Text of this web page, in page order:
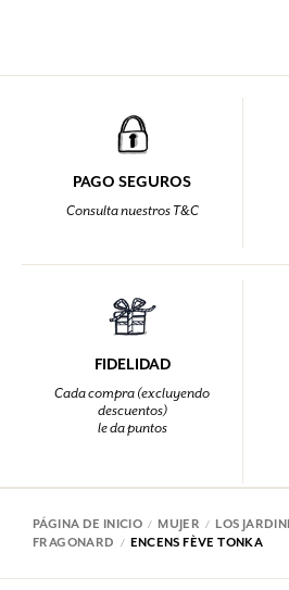
PAGO SEGUROS
Consulta nuestros T&C
FIDELIDAD
Cada compra (excluyendo
descuentos)
le da puntos
PÁGINA DE INICIO MUJER
LOS
FRAGONARD
ENCENS FÈVE TONKA